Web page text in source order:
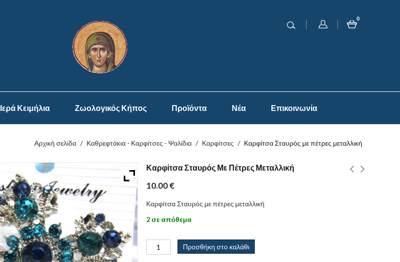
0
Ιερά Κειμήλια Ζωολογικός Κήπος Προϊόντα Νέα Επικοινωνία
Αρχική σελίδα / Καθρεφτάκια - Καρφίτσες - Ψαλίδια / Καρφίτσες / Καρφίτσα Σταυρός με πέτρες μεταλλική
Καρφίτσα Σταυρός Με Πέτρες Μεταλλική
10.00€
Καρφίτσα Σταυρός με πέτρες μεταλλική
2 σε απόθεμα
Προσθήκη στο καλάθι